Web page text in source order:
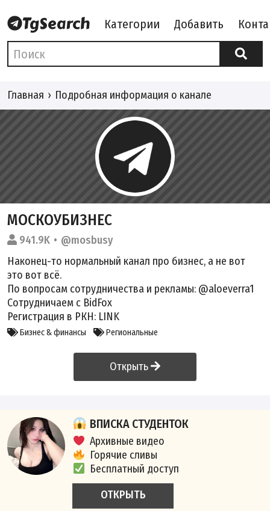
Категории Добавить
Главная Подробная информация о канале
МОСКОУБИЗНЕС
941.9K
@mosbusy
Наконец-то нормальный канал про бизнес, а не вот
это вот всё.
По вопросам сотрудничества и рекламы: @aloeverra1
Сотрудничаем с BidFox
Регистрация в РКН: LINK
Бизнес & финансы Региональные
Открыть
ВПИСКА СТУДЕНТОК
Архивные видео
Горячие сливы
Бесплатный доступ
ОТКРЫТЬ